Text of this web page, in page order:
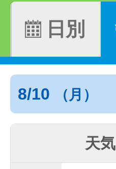
日別
8/10 （月）
天気